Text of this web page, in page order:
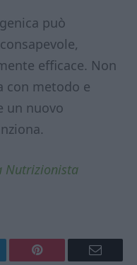
può
efficace. Non
con metodo e
un nuovo
Nutrizionista
Pinterest Email